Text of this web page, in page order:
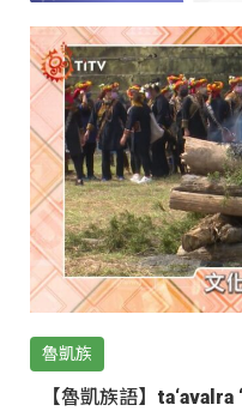
魯凱族
【魯凱族語】